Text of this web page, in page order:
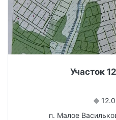
Участок
п. Малое